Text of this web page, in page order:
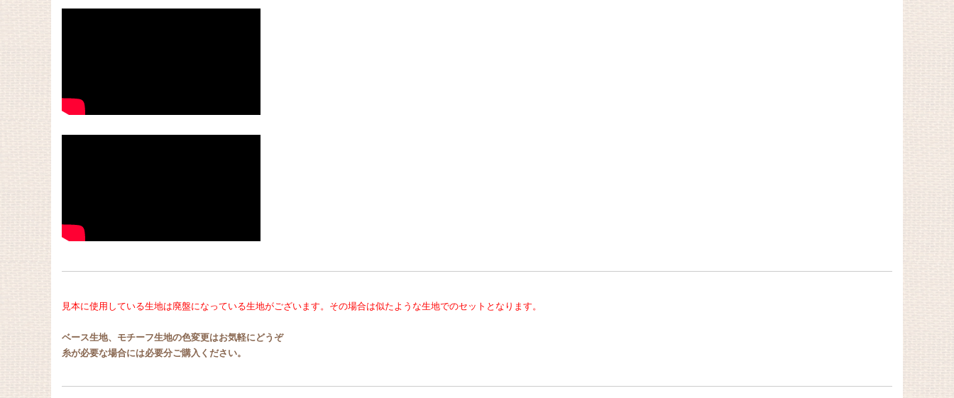
見本に使用している生地は廃盤になっている生地がございます。その場合は似たような生地でのセットとなります。
ベース生地、モチーフ生地の色変更はお気軽にどうぞ
糸が必要な場合には必要分ご購入ください。